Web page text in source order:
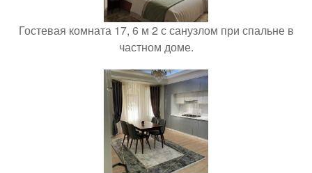
Гостевая комната 17, 6 м 2 с санузлом при спальне в
частном доме.